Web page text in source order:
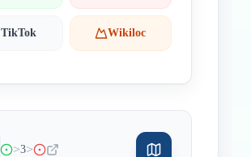
TikTok Wikiloc
>3>